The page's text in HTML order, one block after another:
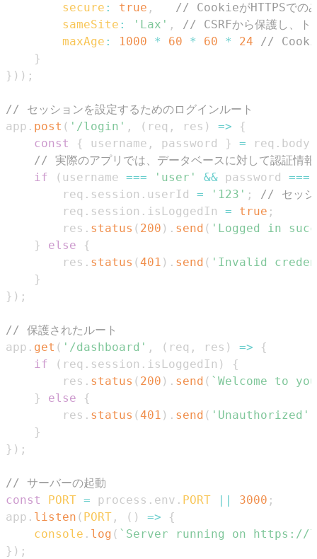
secure : true ,
// CookieがHTTPSでの
sameSite : 'Lax' ,
// CSRFから保護し、ト
maxAge : 1000 * 60 * 60 * 24
//
}
} ) ) ;
// セッションを設定するためのログインルート
app . post ( '/login' , ( req , res ) =>
{
const
{ username , password } = req . body
// 実際のアプリでは、データベースに対して認証情
if
( username === 'user' && password ===
        req
. session . userId = '123' ;
// セッシ
        req
. session . isLoggedIn = true ;
        res
. status ( 200 ) . send ( 'Logged in
}
else
{
        res
. status (401 ) . send ( 'Invalid
}
} ) ;
// 保護されたルート
app . get ( '/dashboard' , ( req , res ) =>
{
if
( req . session . isLoggedIn )
{
        res
. status ( 200 ) . send ( ` Welcome to
}
else
{
        res
. status (401 ) . send ( 'Unauthorized'
}
} ) ;
// サーバーの起動
const
PORT = process . env . PORT || 3000 ;
app . listen ( PORT , ( ) =>
{
console . log ( ` Server running on https://
} ) ;